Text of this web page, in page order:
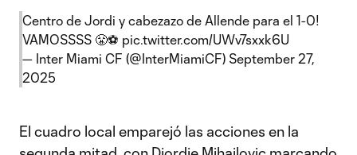
Centro de Jordi y cabezazo de Allende para el 1-0!
VAMOSSSS 😤⚽️ pic.twitter.com/UWv7sxxk6U
— Inter Miami CF (@InterMiamiCF) September 27,
2025
El cuadro local emparejó las acciones en la